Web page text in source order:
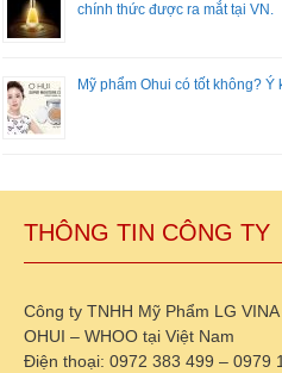
chính thức được ra mắt tại VN.
Mỹ phẩm Ohui có tốt không?
THÔNG TIN CÔNG TY
Công ty TNHH Mỹ Phẩm LG
OHUI – WHOO tại Việt Nam
Điện thoại: 0972 383 499 – 0979